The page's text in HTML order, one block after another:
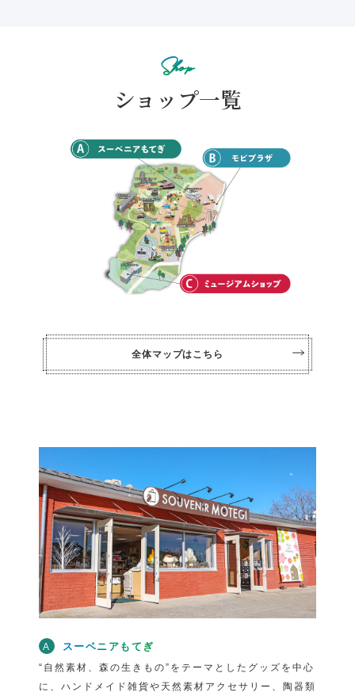
Shop
ショップ一覧
全体マップはこちら
A スーベニアもてぎ
“自然素材、森の生きもの”をテーマとしたグッズを中心
に、ハンドメイド雑貨や天然素材アクセサリー、陶器類